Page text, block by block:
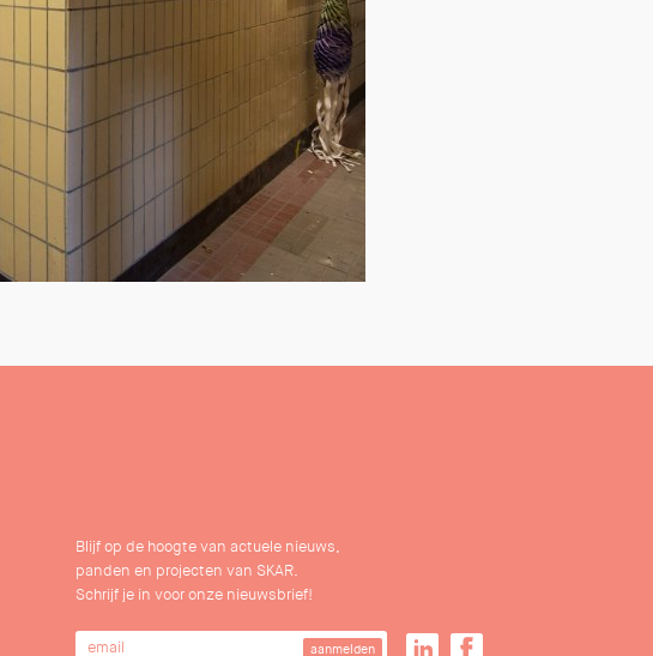
Blijf op de hoogte van actuele nieuws,
panden en projecten van SKAR.
Schrijf je in voor onze nieuwsbrief!